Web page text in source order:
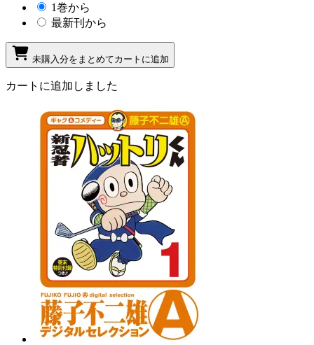
1巻から
最新刊から
未購入分をまとめてカートに追加
カートに追加しました